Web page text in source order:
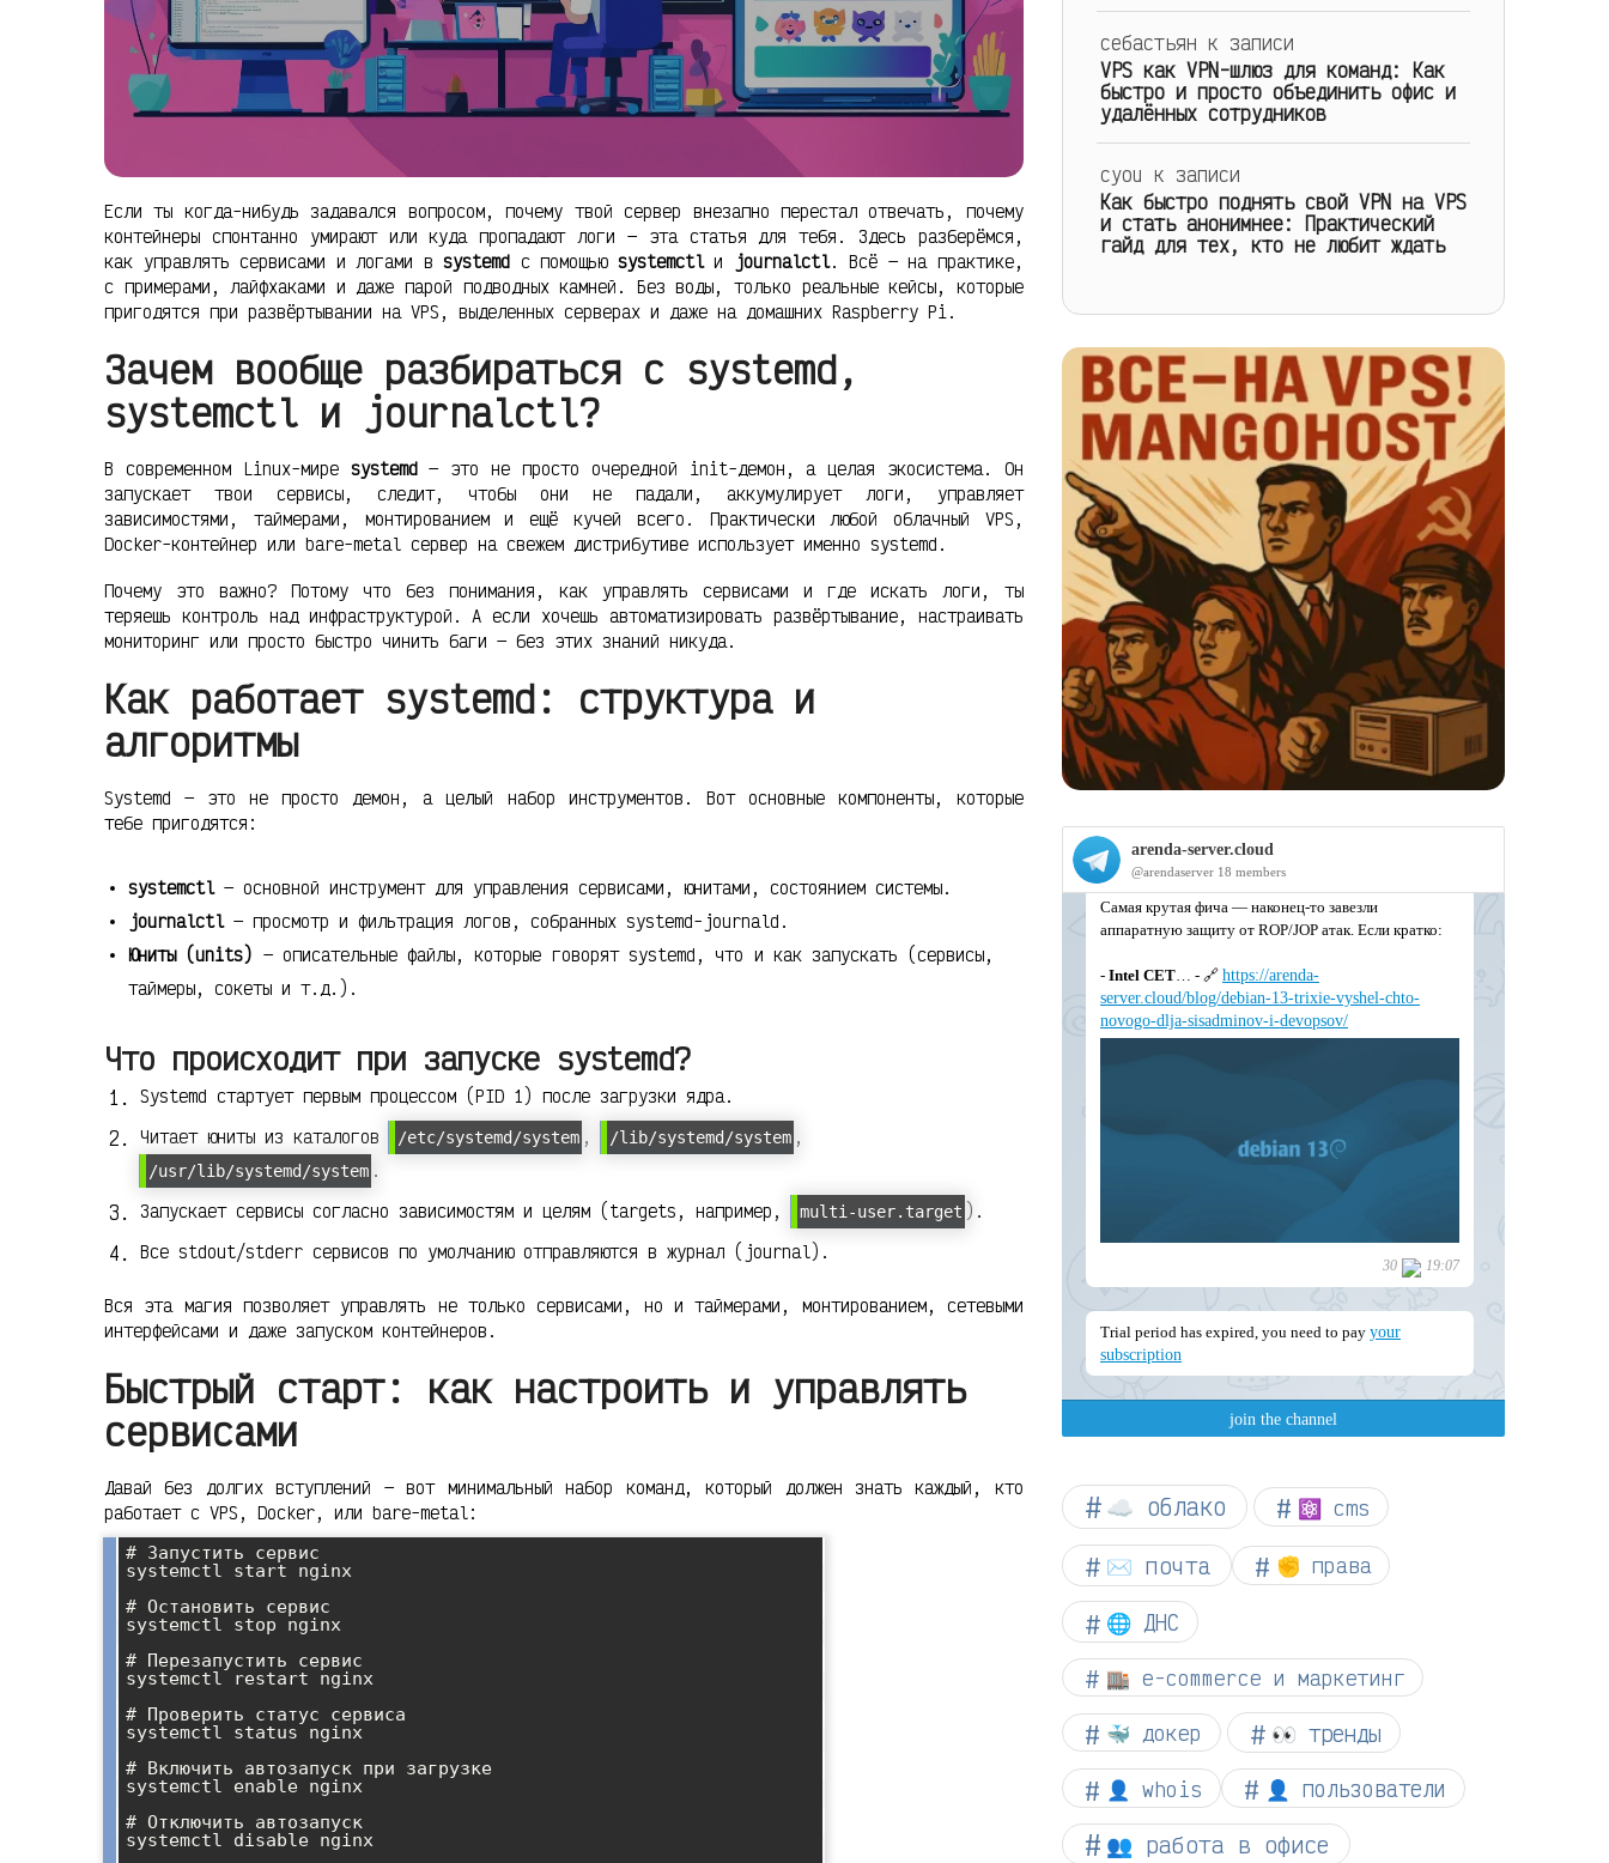
Если ты когда-нибудь задавался вопросом, почему твой сервер внезапно перестал отвечать, почему
контейнеры спонтанно умирают или куда пропадают логи — эта статья для тебя. Здесь разберёмся,
как управлять сервисами и логами вsystemd с помощью systemctlи journalctl. Всё — на практике,
с примерами, лайфхаками и даже парой подводных камней. Без воды, только реальные кейсы, которые
пригодятся при развёртывании на VPS, выделенных серверах и даже на домашних Raspberry Pi.
Зачем вообще разбираться с systemd,
systemctl и journalctl?
В современном Linux-мире systemd— это не просто очередной init-демон, а целая экосистема. Он
запускает твои сервисы, следит, чтобы они не падали, аккумулирует логи, управляет
зависимостями, таймерами, монтированием и ещё кучей всего. Практически любой облачный VPS,
Docker-контейнер или bare-metal сервер на свежем дистрибутиве использует именно systemd.
Почему это важно? Потому что без понимания, как управлять сервисами и где искать логи, ты
теряешь контроль над инфраструктурой. А если хочешь автоматизировать развёртывание, настраивать
мониторинг или просто быстро чинить баги — без этих знаний никуда.
Как работает systemd: структура и
алгоритмы
Systemd — это не просто демон, а целый набор инструментов. Вот основные компоненты, которые
тебе пригодятся:
systemctl— основной инструмент для управления сервисами, юнитами, состоянием системы.
journalctl— просмотр и фильтрация логов, собранных systemd-journald.
Юниты (units) — описательные файлы, которые говорят systemd, что и как запускать (сервисы,
таймеры, сокеты и т.д.).
Что происходит при запуске systemd?
Systemd стартует первым процессом (PID 1) после загрузки ядра.
Читает юниты из каталогов
/etc/systemd/system , /lib/systemd/system ,
/usr/lib/systemd/system .
Запускает сервисы согласно зависимостям и целям (targets, например,
multi-user.target ).
Все stdout/stderr сервисов по умолчанию отправляются в журнал (journal).
Вся эта магия позволяет управлять не только сервисами, но и таймерами, монтированием, сетевыми
интерфейсами и даже запуском контейнеров.
Быстрый старт: как настроить и управлять
сервисами
Давай без долгих вступлений — вот минимальный набор команд, который должен знать каждый, кто
работает с VPS, Docker, или bare-metal:
# Запустить сервис
systemctl start nginx
# Остановить сервис
systemctl stop nginx
# Перезапустить сервис
systemctl restart nginx
# Проверить статус сервиса
systemctl status nginx
# Включить автозапуск при загрузке
systemctl enable nginx
# Отключить автозапуск
systemctl disable nginx
себастьян к записи
VPS как VPN-шлюз для команд: Как
быстро и просто объединить офис и
удалённых сотрудников
cyou к записи
Как быстро поднять свой VPN на VPS
и стать анонимнее: Практический
гайд для тех, кто не любит ждать
☁︎ облако ⚛ cms
✉️ почта ✊ права
🌐 ДНС
🏬 e-commerce и маркетинг
🐳 докер 👀 тренды
👤 whois 👤 пользователи
👥 работа в офисе